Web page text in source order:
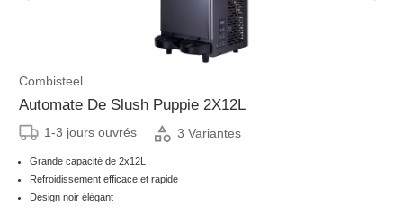
Combisteel
Automate De Slush Puppie 2X12L
1-3 jours ouvrés 3 Variantes
Grande capacité de 2x12L
Refroidissement efficace et rapide
Design noir élégant